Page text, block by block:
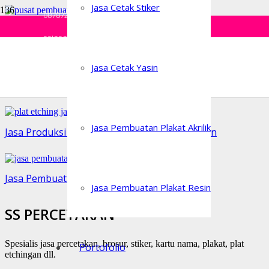
087872152755
ssjasapercetakan@gmail.com
Jasa Cetak Stiker
Jasa Cetak Yasin
Jasa Pembuatan Plakat Akrilik
Jasa Pembuatan Plakat Resin
Portofolio
Jasa Produksi Plat Label Murah Jakarta Selatan
Jasa Pembuatan Plat Label Jakarta Utara
SS PERCETAKAN
Spesialis jasa percetakan, brosur, stiker, kartu nama, plakat, plat
etchingan dll.